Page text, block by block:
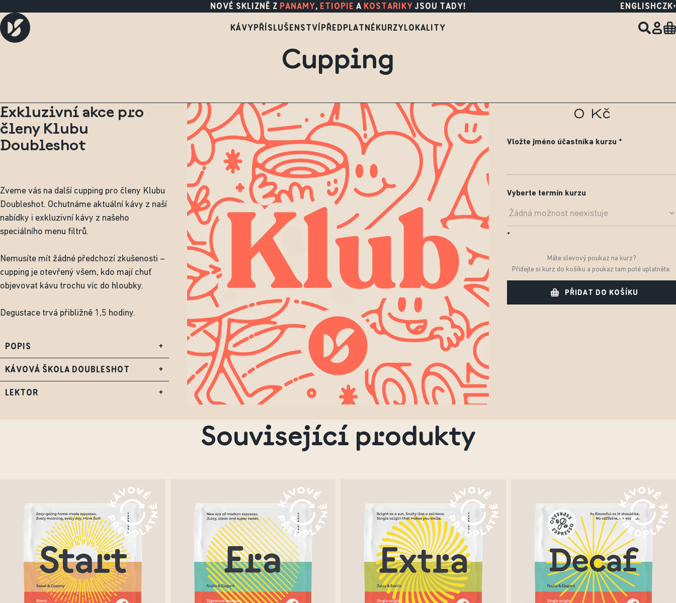
NOVÉ SKLIZNĚ Z PANAMY, ETIOPIE A KOSTARIKY JSOU TADY! ENGLISHCZK
KÁVYPŘÍSLUŠENSTVÍPŘEDPLATNÉKURZYLOKALITY
Cupping
0 Kč
Vložte jméno účastníka kurzu
Vyberte termín kurzu
Máte slevový poukaz na kurz?
Přidejte si kurz do košíku a poukaz tam poté uplatněte.
PŘIDAT DO KOŠÍKU
Exkluzivní akce pro
členy Klubu
Doubleshot
Zveme vás na další cupping pro členy Klubu
Doubleshot. Ochutnáme aktuální kávy z naší
nabídky i exkluzivní kávy z našeho
speciálního menu filtrů.
Nemusíte mít žádné předchozí zkušenosti –
cupping je otevřený všem, kdo mají chuť
objevovat kávu trochu víc do hloubky.
Degustace trvá přibližně 1,5 hodiny.
POPIS +
KÁVOVÁ ŠKOLA DOUBLESHOT +
LEKTOR +
Související produkty